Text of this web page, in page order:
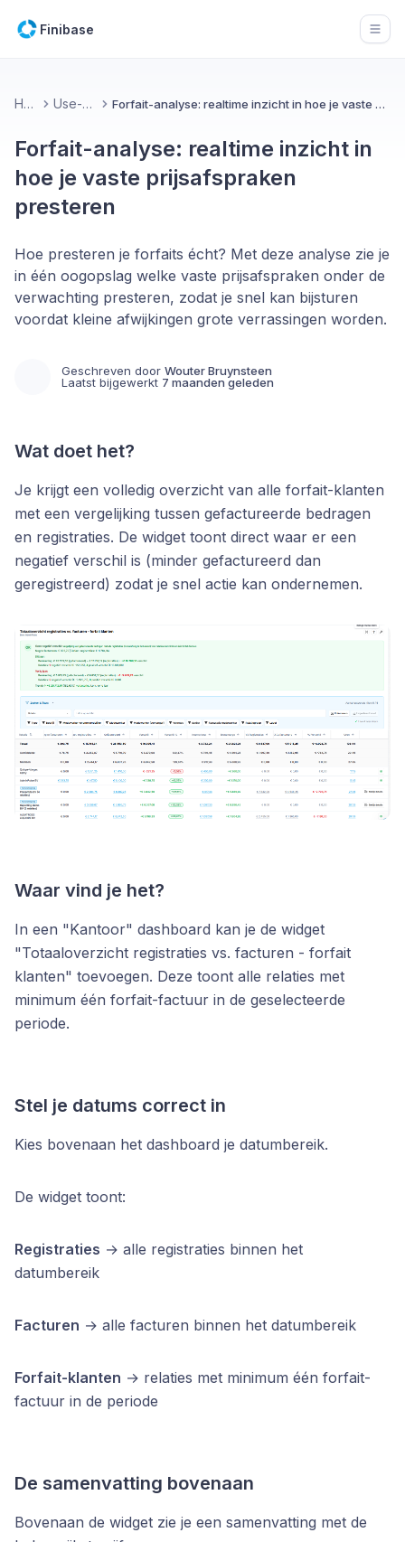
Finibase
Home Use-cases Forfait-analyse: realtime inzicht in hoe je vaste prijsafspraken presteren
Forfait-analyse: realtime inzicht in
hoe je vaste prijsafspraken
presteren
Hoe presteren je forfaits écht? Met deze analyse zie je
in één oogopslag welke vaste prijsafspraken onder de
verwachting presteren, zodat je snel kan bijsturen
voordat kleine afwijkingen grote verrassingen worden.
Geschreven door Wouter Bruynsteen
Laatst bijgewerkt 7 maanden geleden
Wat doet het?
Je krijgt een volledig overzicht van alle forfait-klanten
met een vergelijking tussen gefactureerde bedragen
en registraties. De widget toont direct waar er een
negatief verschil is (minder gefactureerd dan
geregistreerd) zodat je snel actie kan ondernemen.
Waar vind je het?
In een "Kantoor" dashboard kan je de widget
"Totaaloverzicht registraties vs. facturen - forfait
klanten" toevoegen. Deze toont alle relaties met
minimum één forfait-factuur in de geselecteerde
periode.
Stel je datums correct in
Kies bovenaan het dashboard je datumbereik.
De widget toont:
Registraties → alle registraties binnen het
datumbereik
Facturen → alle facturen binnen het datumbereik
Forfait-klanten → relaties met minimum één forfait-
factuur in de periode
De samenvatting bovenaan
Bovenaan de widget zie je een samenvatting met de